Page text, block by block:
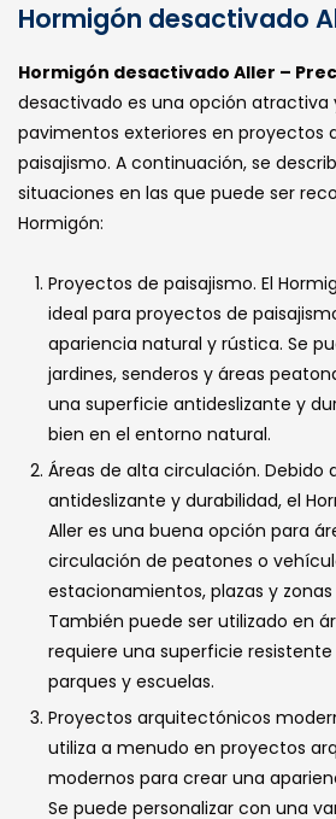
Hormigón desactivado
Hormigón desactivado Aller –
desactivado es una opción atractiva
pavimentos exteriores en proyectos
paisajismo. A continuación, se
situaciones en las que puede ser
Hormigón:
Proyectos de paisajismo. El
ideal para proyectos de
apariencia natural y rústica. Se
jardines, senderos y áreas
una superficie antideslizante y
bien en el entorno natural.
Áreas de alta circulación. Debido
antideslizante y durabilidad, el
Aller es una buena opción para
circulación de peatones o
estacionamientos, plazas y
También puede ser utilizado en
requiere una superficie
parques y escuelas.
Proyectos arquitectónicos
utiliza a menudo en proyectos
modernos para crear una
Se puede personalizar con una